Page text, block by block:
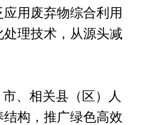
用废弃物综合利用
理技术，从源头减
市、相关县（区）人
构，推广绿色高效